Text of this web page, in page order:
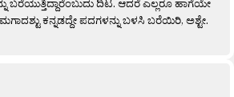
ಕನ್ನಡದ್ದೇ ಪದಗಳನ್ನು ಬಳಸಿ ಬರೆಯಿರಿ, ಅಶ್ಟೇ.